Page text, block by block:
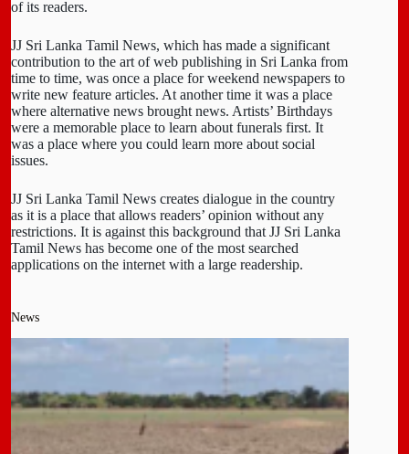
of its readers.
JJ Sri Lanka Tamil News, which has made a significant
contribution to the art of web publishing in Sri Lanka from
time to time, was once a place for weekend newspapers to
write new feature articles. At another time it was a place
where alternative news brought news. Artists’ Birthdays
were a memorable place to learn about funerals first. It
was a place where you could learn more about social
issues.
JJ Sri Lanka Tamil News creates dialogue in the country
as it is a place that allows readers’ opinion without any
restrictions. It is against this background that JJ Sri Lanka
Tamil News has become one of the most searched
applications on the internet with a large readership.
News